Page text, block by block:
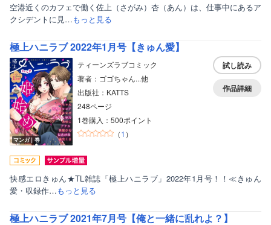
空港近くのカフェで働く佐上（さがみ）杏（あん）は、仕事中にあるア
クシデントに見…もっと見る
極上ハニラブ 2022年1月号【きゅん愛】
マンガ｜巻
ティーンズラブコミック
著者：ゴゴちゃん...他
出版社：KATTS
248ページ
1巻購入：500ポイント
（1 ）
試し読み
作品詳細
快感エロきゅん★TL雑誌「極上ハニラブ」2022年1月号！！≪きゅん
愛・収録作…もっと見る
極上ハニラブ 2021年7月号【俺と一緒に乱れよ？】
ボーイズラブ